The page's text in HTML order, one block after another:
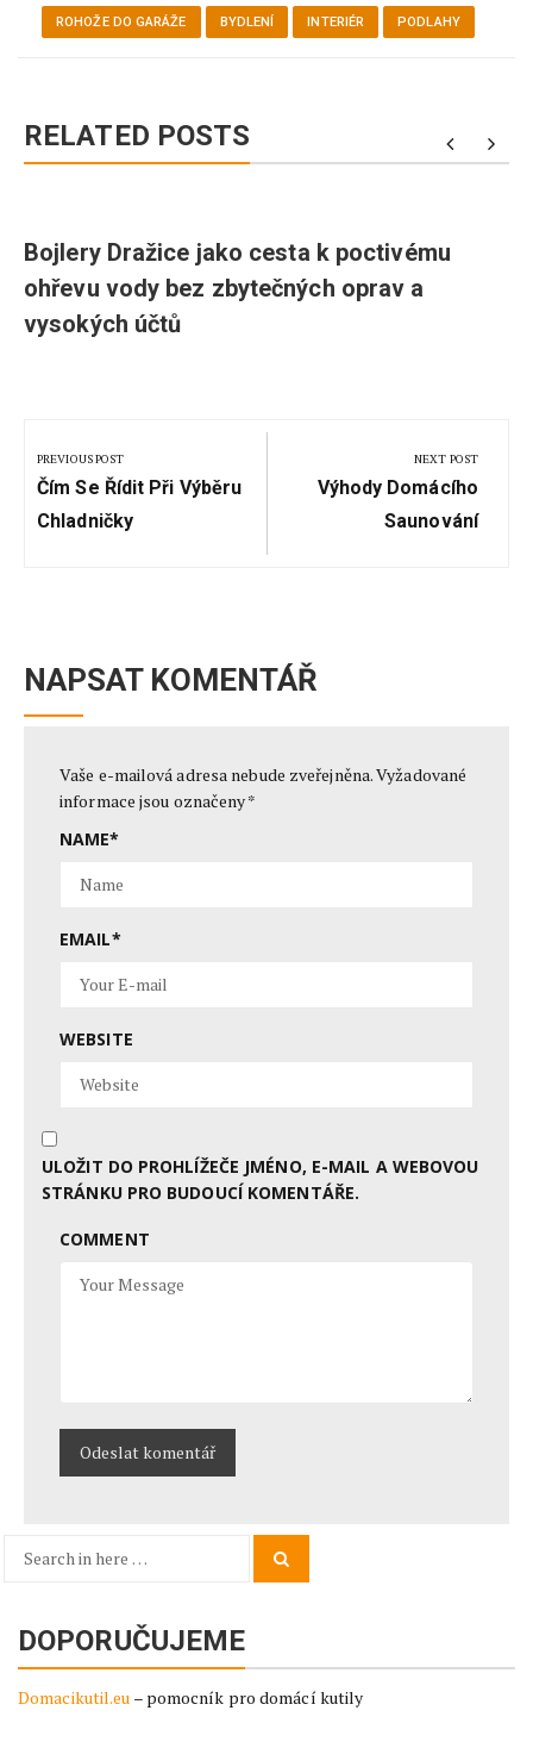
ROHOŽE DO GARÁŽE BYDLENÍ INTERIÉR PODLAHY
RELATED POSTS
Bojlery Dražice jako cesta k poctivému
ohřevu vody bez zbytečných oprav a
vysokých účtů
pro
příspěvek
PREVIOUS POST
Previous
Post:
Čím Se Řídit Při Výběru
Chladničky
NEXT POST
Next
Výhody Domácího
Saunování
NAPSAT KOMENTÁŘ
Vaše e-mailová adresa nebude zveřejněna.Vyžadované
informace jsou označeny*
NAME*
EMAIL*
WEBSITE
ULOŽIT DO PROHLÍŽEČE JMÉNO, E-MAIL A WEBOVOU
STRÁNKU PRO BUDOUCÍ KOMENTÁŘE.
COMMENT
Search
DOPORUČUJEME
Domacikutil.eu – pomocník pro domácí kutily